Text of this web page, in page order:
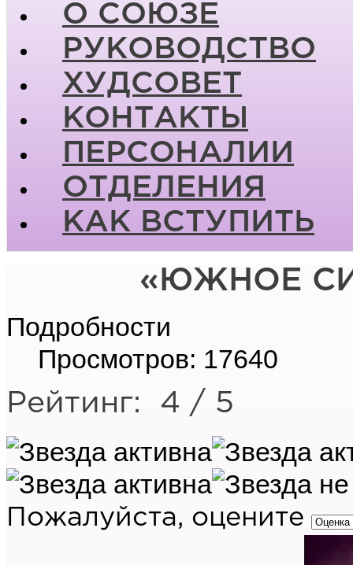
О СОЮЗЕ
РУКОВОДСТВО
ХУДСОВЕТ
КОНТАКТЫ
ПЕРСОНАЛИИ
ОТДЕЛЕНИЯ
КАК ВСТУПИТЬ
«ЮЖНОЕ
Подробности
Просмотров: 17640
Рейтинг: 4 / 5
Пожалуйста, оцените